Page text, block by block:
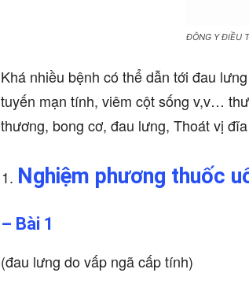
ĐÔNG Y ĐIỀU
Khá nhiều bệnh có thể dẫn tới đau
tuyến mạn tính, viêm cột sống v,v…
thương, bong cơ, đau lưng, Thoát vị
Nghiệm phương thuốc
– Bài 1
(đau lưng do vấp ngã cấp tính)